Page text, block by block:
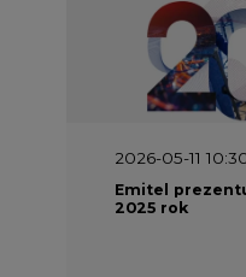
2026-05-11
Emitel
2025 rok